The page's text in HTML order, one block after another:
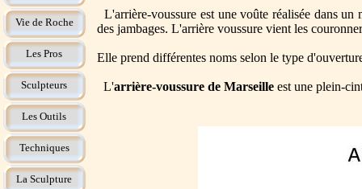
Vie de Roche
Les Pros
Sculpteurs
Les Outils
Techniques
La Sculpture
L'arrière-voussure est une voûte réalisée dans
des jambages. L'arrière voussure vient les
Elle prend différentes noms selon le type
L'arrière-voussure de Marseille est une plein-